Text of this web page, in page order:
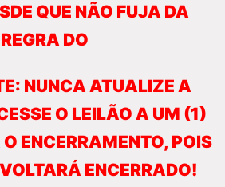
QUE NÃO FUJA DA
REGRA DO
NUNCA ATUALIZE A
O LEILÃO A UM (1)
ENCERRAMENTO, POIS
ENCERRADO!